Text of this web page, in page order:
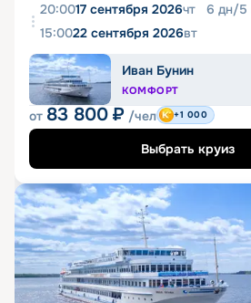
20:0017 сентября 2026чт 6 дн/5
15:0022 сентября 2026вт
Иван Бунин
КОМФОРТ
от 83 800 ₽ /чел +1 000
Выбрать круиз